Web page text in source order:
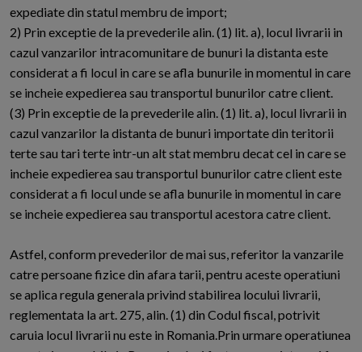
expediate din statul membru de import;
2) Prin exceptie de la prevederile alin. (1) lit. a), locul livrarii in
cazul vanzarilor intracomunitare de bunuri la distanta este
considerat a fi locul in care se afla bunurile in momentul in care
se incheie expedierea sau transportul bunurilor catre client.
(3) Prin exceptie de la prevederile alin. (1) lit. a), locul livrarii in
cazul vanzarilor la distanta de bunuri importate din teritorii
terte sau tari terte intr-un alt stat membru decat cel in care se
incheie expedierea sau transportul bunurilor catre client este
considerat a fi locul unde se afla bunurile in momentul in care
se incheie expedierea sau transportul acestora catre client.
Astfel, conform prevederilor de mai sus, referitor la vanzarile
catre persoane fizice din afara tarii, pentru aceste operatiuni
se aplica regula generala privind stabilirea locului livrarii,
reglementata la art. 275, alin. (1) din Codul fiscal, potrivit
caruia locul livrarii nu este in Romania.Prin urmare operatiunea